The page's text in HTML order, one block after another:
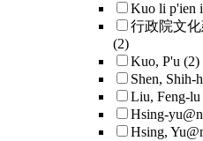
Kuo li p'ien
行政院文
(2)
Kuo, P'u (2)
Shen, Shih-
Liu, Feng-lu
Hsing-
Hsing,